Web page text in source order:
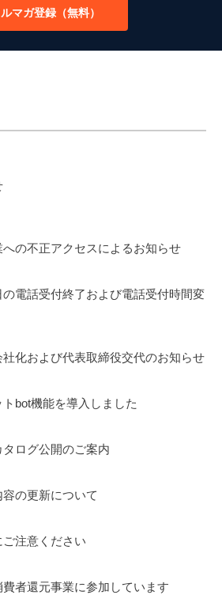
ルマガ登録（無料）
への不正アクセスによるお知らせ
の電話受付終了および電話受付時間変
社化および代表取締役交代のお知らせ
トbot機能を導入しました
タログ公開のご案内
の更新について
ご注意ください
者還元事業に参加しています